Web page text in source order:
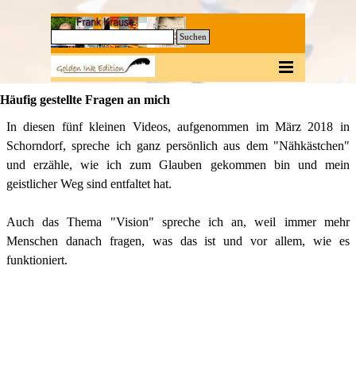
Direkt zum Seiteninhalt
Suchen
Häufig gestellte Fragen an mich
In diesen fünf kleinen Videos, aufgenommen im März 2018 in
Schorndorf, spreche ich ganz persönlich aus dem "Nähkästchen"
und erzähle, wie ich zum Glauben gekommen bin und mein
geistlicher Weg sind entfaltet hat.
Auch das Thema "Vision" spreche ich an, weil immer mehr
Menschen danach fragen, was das ist und vor allem, wie es
funktioniert.